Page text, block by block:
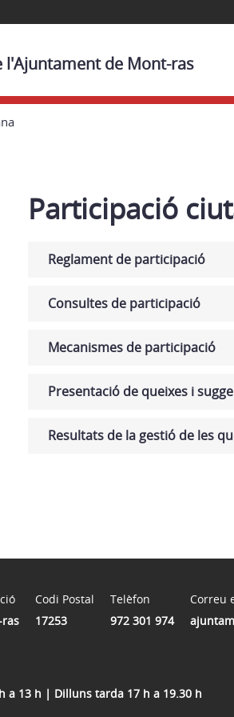
l'Ajuntament de Mont-ras
Participació
Reglament de participació
Consultes de participació
Mecanismes de participació
Presentació de queixes i
Resultats de la gestió de les
Codi Postal
17253
Telèfon
972 301 974
Correu
a 13 h | Dilluns tarda 17 h a 19.30 h